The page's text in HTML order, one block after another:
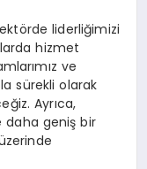
liderliğimizi
hizmet
ve
sürekli olarak
Ayrıca,
daha geniş bir